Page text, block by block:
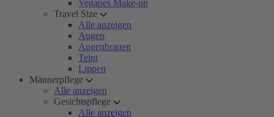
Veganes Make-up
Travel Size
Alle anzeigen
Augen
Augenbrauen
Teint
Lippen
Männerpflege
Alle anzeigen
Gesichtspflege
Alle anzeigen